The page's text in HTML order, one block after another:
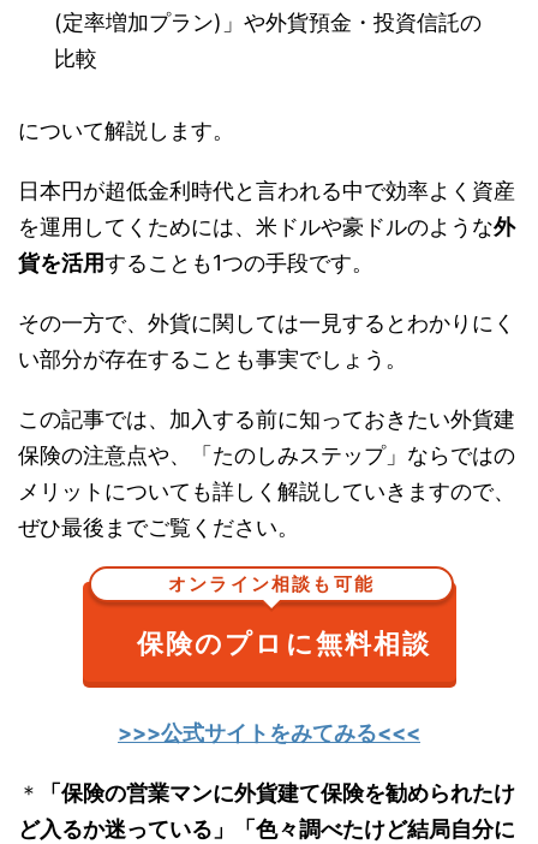
(定率増加プラン)」や外貨預金・投資信託の
比較
について解説します。
日本円が超低金利時代と言われる中で効率よく資産
を運用してくためには、米ドルや豪ドルのような外
貨を活用することも1つの手段です。
その一方で、外貨に関しては一見するとわかりにく
い部分が存在することも事実でしょう。
この記事では、加入する前に知っておきたい外貨建
保険の注意点や、「たのしみステップ」ならではの
メリットについても詳しく解説していきますので、
ぜひ最後までご覧ください。
オンライン相談も可能
保険のプロに無料相談
>>>公式サイトをみてみる<<<
＊
「保険の営業マンに外貨建て保険を勧められたけ
ど入るか迷っている」「色々調べたけど結局自分に